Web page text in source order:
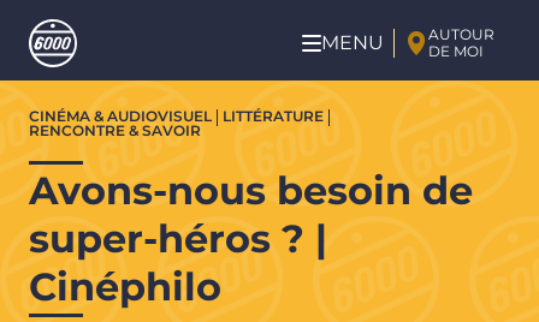
Aller au contenu principal
MENU
AUTOUR
DE MOI
principal
CINÉMA & AUDIOVISUEL
LITTÉRATURE
RENCONTRE & SAVOIR
Avons-nous besoin de
super-héros ? |
Cinéphilo